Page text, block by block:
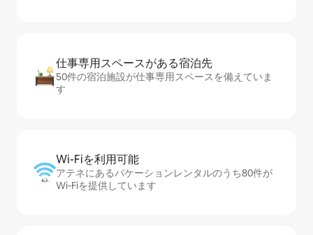
仕事専用ス⁠ペ⁠ー⁠スがあ⁠る宿⁠泊⁠先
50件の宿泊施設が仕事専用スペースを備えていま
す
Wi-Fiを利⁠用⁠可⁠能
アテネにあるバケーションレンタルのうち80件が
Wi-Fiを提供しています